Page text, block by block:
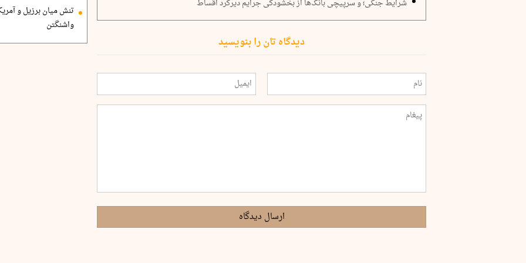
شرایط جنگی؛ و سرپیچی بانک‌ها از بخشودگی جرایم دیرکرد اقساط
دیدگاه تان را بنویسید
ارسال دیدگاه
تنش میان برزیل و
واشنگتن